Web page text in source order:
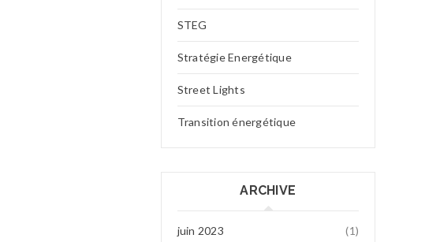
STEG
Stratégie Energétique
Street Lights
Transition énergétique
ARCHIVE
juin 2023 (1)